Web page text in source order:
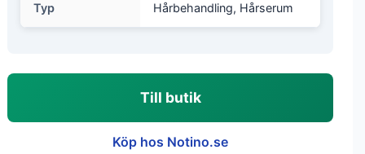
Typ Hårbehandling, Hårserum
Till butik
Köp hos Notino.se